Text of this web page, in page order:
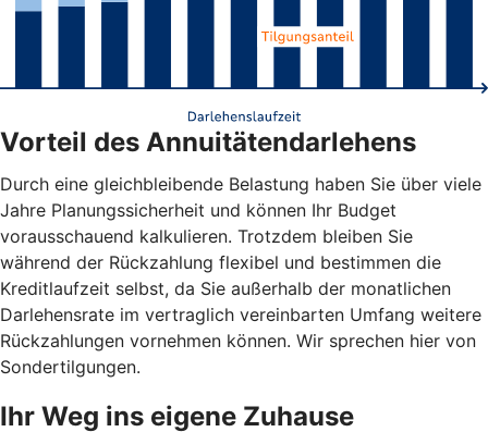
Vorteil des Annuitätendarlehens
Durch eine gleichbleibende Belastung haben Sie über viele
Jahre Planungssicherheit und können Ihr Budget
vorausschauend kalkulieren. Trotzdem bleiben Sie
während der Rückzahlung flexibel und bestimmen die
Kreditlaufzeit selbst, da Sie außerhalb der monatlichen
Darlehensrate im vertraglich vereinbarten Umfang weitere
Rückzahlungen vornehmen können. Wir sprechen hier von
Sondertilgungen.
Ihr Weg ins eigene Zuhause